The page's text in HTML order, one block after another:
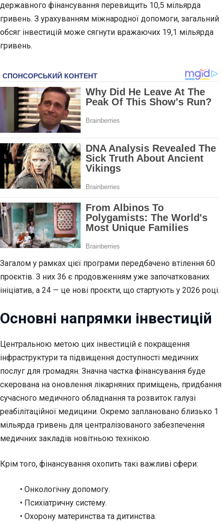
державного фінансування перевищить 10,5 мільярда
гривень. З урахуванням міжнародної допомоги, загальний
обсяг інвестицій може сягнути вражаючих 19,1 мільярда
гривень.
Загалом у рамках цієї програми передбачено втілення 60
проєктів. З них 36 є продовженням уже започаткованих
ініціатив, а 24 — це нові проєкти, що стартують у 2026 році.
Основні напрямки інвестицій
Центральною метою цих інвестицій є покращення
інфраструктури та підвищення доступності медичних
послуг для громадян. Значна частка фінансування буде
скерована на оновлення лікарняних приміщень, придбання
сучасного медичного обладнання та розвиток галузі
реабілітаційної медицини. Окремо заплановано близько 1
мільярда гривень для централізованого забезпечення
медичних закладів новітньою технікою.
Крім того, фінансування охопить такі важливі сфери:
• Онкологічну допомогу.
• Психіатричну систему.
• Охорону материнства та дитинства.